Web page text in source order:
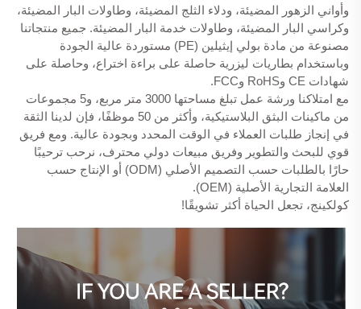
وأواني الزهور المضيئة، ودلاء الثلج المضيئة، وطاولات البار المضيئة،
وكراسي البار المضيئة، وطاولات خدمة البار المضيئة. جميع منتجاتنا
مصنوعة من مادة بولي إيثيلين (PE) مستوردة عالية الجودة
وباستخدام بطاريات ليزرية حاصلة على براءة اختراع، وحاصلة على
شهادات CE وRoHS وFCC.
مع امتلاكنا ورشة عمل تبلغ مساحتها 3000 متر مربع، و5 مجموعات
من ماكينات البثق البلاستيكية، وأكثر من 50 موظفًا، فإن لدينا الثقة
في إنجاز طلبات العملاء في الوقت المحدد وبجودة عالية. ومع فريق
قوي للبحث والتطوير وفريق مبيعات دولي محترف، نرحب ترحيبًا
حارًا بالطلبات حسب التصميم الأصلي (ODM) أو الإنتاج حسب
العلامة التجارية الأصلية (OEM).
كولكينج، تجعل الحياة أكثر تشويقًا!